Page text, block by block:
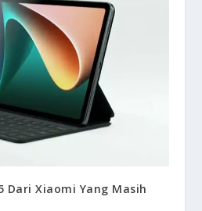
Dari Xiaomi Yang Masih